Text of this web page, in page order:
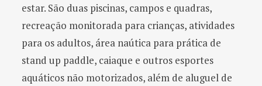
estar. São duas piscinas, campos e quadras,
recreação monitorada para crianças, atividades
para os adultos, área naútica para prática de
stand up paddle, caiaque e outros esportes
aquáticos não motorizados, além de aluguel de